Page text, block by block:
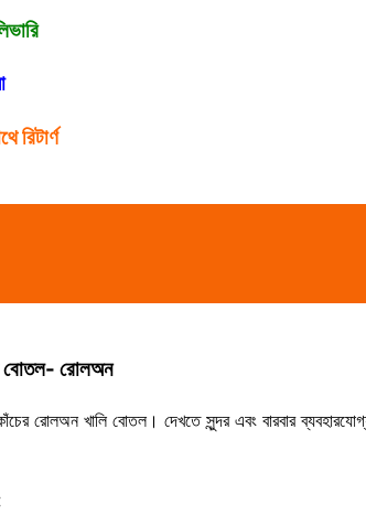
রিটার্ণ
বোতল- রোলঅন
রোলঅন খালি বোতল। দেখতে সুন্দর এবং বারবার